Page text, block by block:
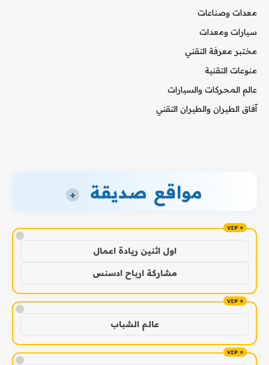
معدات وصناعات
سيارات ومعدات
مختبر معرفة التقني
منوعات التقنية
عالم المحركات والسيارات
آفاق الطيران والطيران التقني
مواقع صديقة +
!
اول اثنين ريادة اعمال
مشاركة ارباح ادسنس
!
عالم الشباب
!